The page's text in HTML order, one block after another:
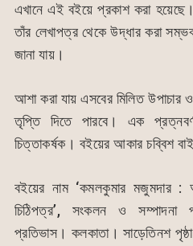
এখানে এই বইয়ে প্রকাশ করা
তাঁর লেখাপত্র থেকে উদ্ধার করা
জানা যায়।
আশা করা যায় এসবের মিলিত উপাচার
তৃপ্তি দিতে পারবে। এক
চিত্তাকর্ষক। বইয়ের আকার চব্বিশ
বইয়ের নাম ‘কমলকুমার মজুমদার
চিঠিপত্র’, সংকলন ও সম্পাদনা
প্রতিভাস। কলকাতা। সাড়েতিনশ